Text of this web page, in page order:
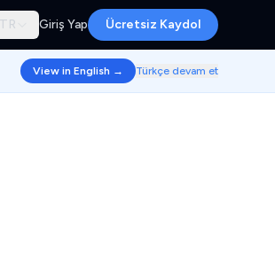
TR Giriş Yap Ücretsiz Kaydol
View in English → Türkçe devam et